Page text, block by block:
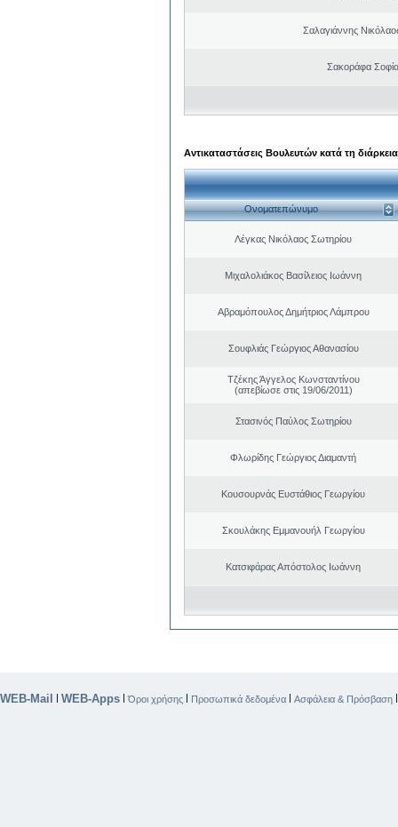
Σαλαγιάννης
Σακοράφα
Αντικαταστάσεις Βουλευτών κατά τη
Ονοματεπώνυμο
Λέγκας Νικόλαος Σωτηρίου
Μιχαλολιάκος Βασίλειος Ιωάννη
Αβραμόπουλος Δημήτριος Λάμπρου
Σουφλιάς Γεώργιος Αθανασίου
Τζέκης Άγγελος Κωνσταντίνου
(απεβίωσε στις 19/06/2011)
Στασινός Παύλος Σωτηρίου
Φλωρίδης Γεώργιος Διαμαντή
Κουσουρνάς Ευστάθιος Γεωργίου
Σκουλάκης Εμμανουήλ Γεωργίου
Κατσιφάρας Απόστολος Ιωάννη
WEB-Mail | WEB-Apps |Όροι χρήσης | Προσωπικά δεδομένα | Ασφάλεια & Πρόσβαση